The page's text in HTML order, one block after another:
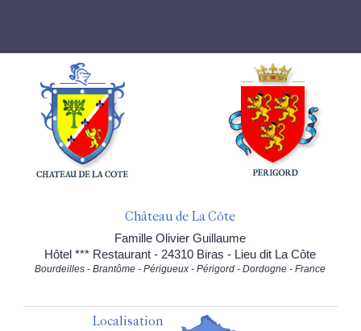
Château de La Côte
Famille Olivier Guillaume
Hôtel *** Restaurant - 24310 Biras - Lieu dit La Côte
Bourdeilles - Brantôme - Périgueux - Périgord - Dordogne - France
Localisation